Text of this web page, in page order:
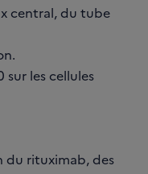
central, du tube
sur les cellules
du rituximab, des